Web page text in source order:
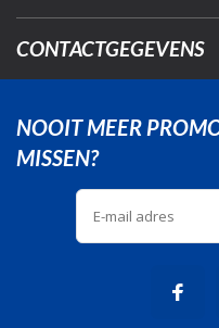
CONTACTGEGEVENS
NOOIT MEER
MISSEN?